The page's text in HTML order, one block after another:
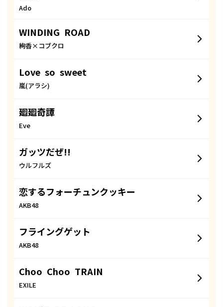
Ado
WINDING ROAD
絢香×コブクロ
Love so sweet
嵐(アラシ)
廻廻奇譚
Eve
ガッツだぜ!!
ウルフルズ
恋するフォーチュンクッキー
AKB48
フライングゲット
AKB48
Choo Choo TRAIN
EXILE